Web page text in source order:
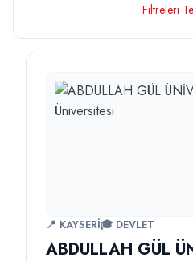
Filtreleri
📍 KAYSERİ🎓 DEVLET
ABDULLAH GÜL